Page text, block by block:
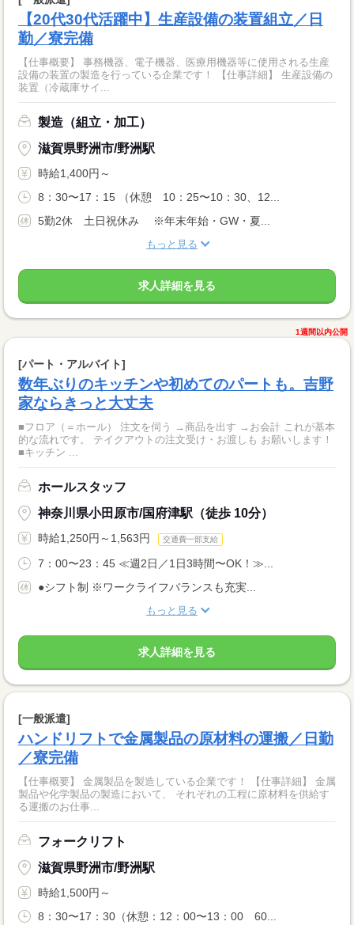
【20代30代活躍中】生産設備の装置組立／日
勤／寮完備
【仕事概要】 事務機器、電子機器、医療用機器等に使用される生産
設備の装置の製造を行っている企業です！ 【仕事詳細】 生産設備の
装置（冷蔵庫サイ...
製造（組立・加工）
滋賀県野洲市/野洲駅
時給1,400円～
8：30〜17：15 （休憩 10：25〜10：30、12...
5勤2休 土日祝休み ※年末年始・GW・夏...
もっと見る
求人詳細を見る
1週間以内公開
[パート・アルバイト]
数年ぶりのキッチンや初めてのパートも。吉野
家ならきっと大丈夫
■フロア（＝ホール） 注文を伺う →商品を出す →お会計 これが基本
的な流れです。 テイクアウトの注文受け・お渡しも お願いします！
■キッチン ...
ホールスタッフ
神奈川県小田原市/国府津駅（徒歩 10分）
時給1,250円～1,563円 交通費一部支給
7：00〜23：45 ≪週2日／1日3時間〜OK！≫...
●シフト制 ※ワークライフバランスも充実...
もっと見る
求人詳細を見る
[一般派遣]
ハンドリフトで金属製品の原材料の運搬／日勤
／寮完備
【仕事概要】 金属製品を製造している企業です！ 【仕事詳細】 金属
製品や化学製品の製造において、 それぞれの工程に原材料を供給す
る運搬のお仕事...
フォークリフト
滋賀県野洲市/野洲駅
時給1,500円～
8：30〜17：30（休憩：12：00〜13：00 60...